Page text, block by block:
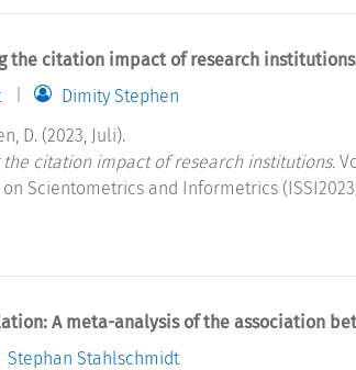
the citation impact of research
Dimity Stephen
D. (2023, Juli).
the citation impact of research institutions.
Scientometrics and Informetrics
A meta-analysis of the association
Stephan Stahlschmidt